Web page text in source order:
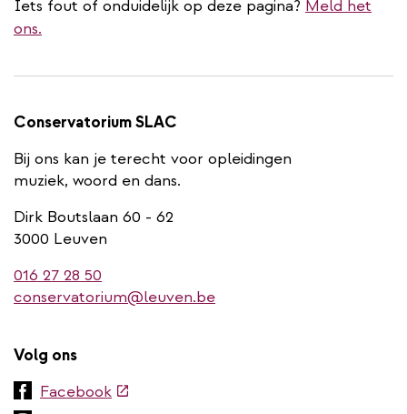
Iets fout of onduidelijk op deze pagina? Meld het
ons.
Conservatorium SLAC
Bij ons kan je terecht voor opleidingen
muziek, woord en dans.
Dirk Boutslaan 60 - 62
3000 Leuven
016 27 28 50
conservatorium@leuven.be
Volg ons
Facebook(externe